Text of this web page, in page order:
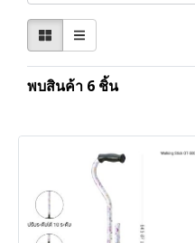
พบสินค้า 6 ชิ้น